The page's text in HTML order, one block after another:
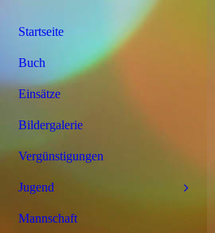
Startseite
Buch
Einsätze
Bildergalerie
Vergünstigungen
Jugend
Mannschaft